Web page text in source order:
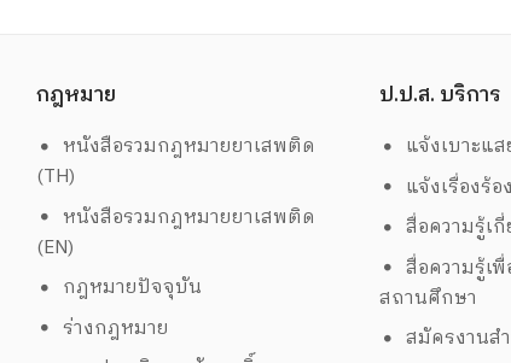
กฎหมาย
หนังสือรวมกฎหมายยาเสพติด
(TH)
หนังสือรวมกฎหมายยาเสพติด
(EN)
กฎหมายปัจจุบัน
ร่างกฎหมาย
ป.ป.ส. บริการ
แจ้งเบาะแ
แจ้งเรื่องร้
สื่อความรู้เ
สื่อความรู้เ
สถานศึกษา
สมัครงานส